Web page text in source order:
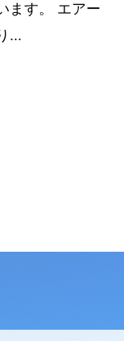
ます。 エアー
...